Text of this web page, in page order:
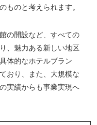
ものと考えられます。
の開設など、すべての
、魅力ある新しい地区
体的なホテルブラン
おり、また、大規模な
実績からも事業実現へ